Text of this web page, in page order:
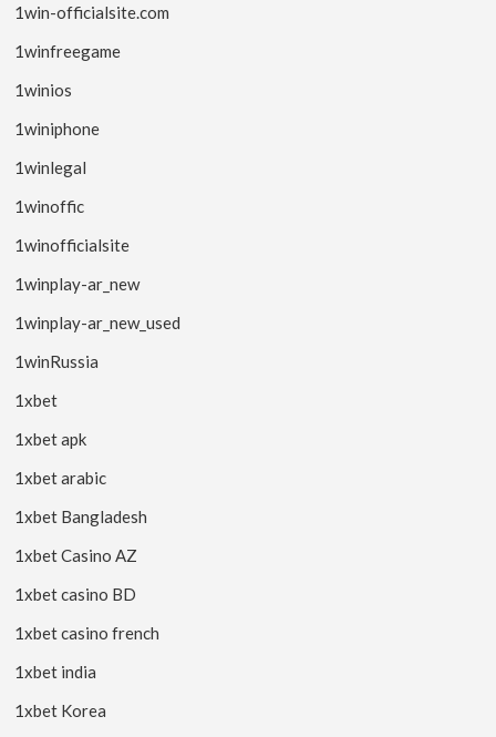
1win-officialsite.com
1winfreegame
1winios
1winiphone
1winlegal
1winoffic
1winofficialsite
1winplay-ar_new
1winplay-ar_new_used
1winRussia
1xbet
1xbet apk
1xbet arabic
1xbet Bangladesh
1xbet Casino AZ
1xbet casino BD
1xbet casino french
1xbet india
1xbet Korea